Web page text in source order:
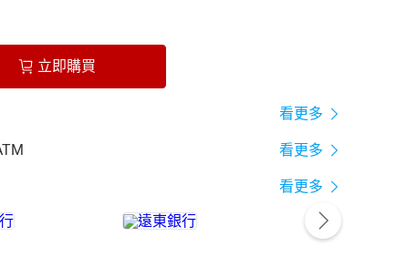
立即購買
看更多
看更多
看更多